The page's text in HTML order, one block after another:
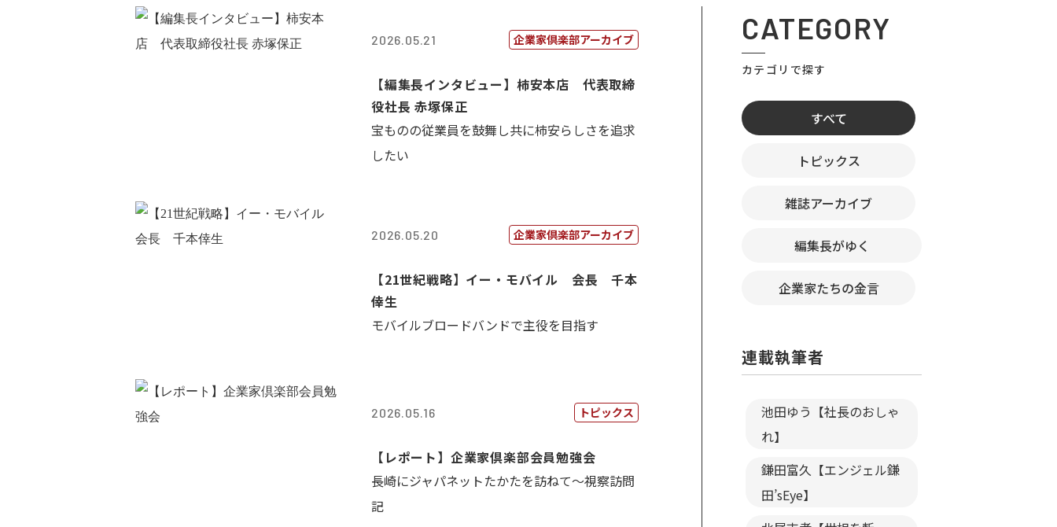
2026.05.21 企業家倶楽部アーカイブ
【編集長インタビュー】柿安本店 代表取締
役社長 赤塚保正
宝ものの従業員を鼓舞し共に柿安らしさを追求
したい
2026.05.20 企業家倶楽部アーカイブ
【21世紀戦略】イー・モバイル 会長 千本
倖生
モバイルブロードバンドで主役を目指す
2026.05.16 トピックス
【レポート】企業家倶楽部会員勉強会
長崎にジャパネットたかたを訪ねて～視察訪問
記
CATEGORY
カテゴリで探す
すべて
トピックス
雑誌アーカイブ
編集長がゆく
企業家たちの金言
連載執筆者
池田ゆう【社長のおしゃ
れ】
鎌田富久【エンジェル鎌
田’sEye】